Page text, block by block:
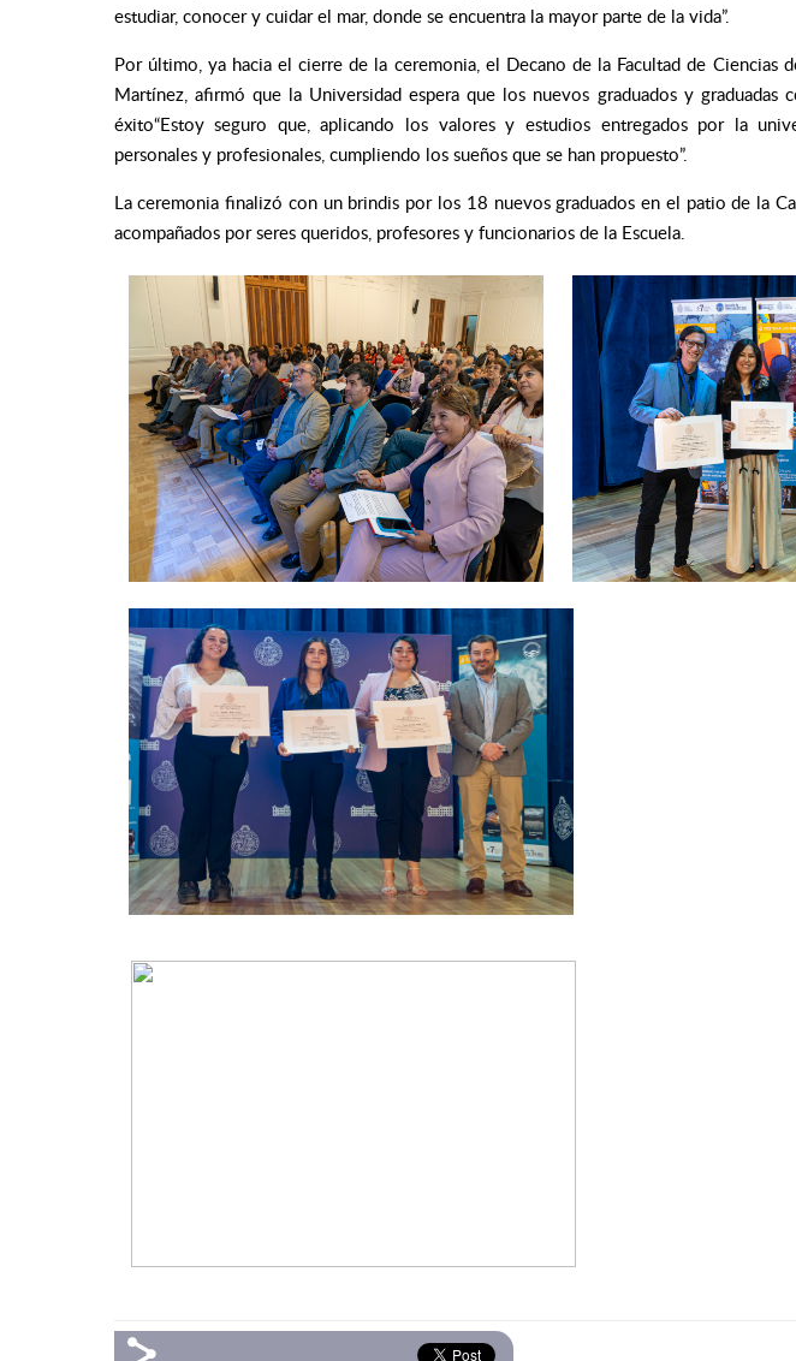
estudiar, conocer y cuidar el mar, donde se encuentra la mayor parte de la vida”.
Por último, ya hacia el cierre de la ceremonia, el Decano de la Facultad de Ciencias
Martínez, afirmó que la Universidad espera que los nuevos graduados y graduadas
éxito“Estoy seguro que, aplicando los valores y estudios entregados por la
personales y profesionales, cumpliendo los sueños que se han propuesto”.
La ceremonia finalizó con un brindis por los 18 nuevos graduados en el patio de la
acompañados por seres queridos, profesores y funcionarios de la Escuela.